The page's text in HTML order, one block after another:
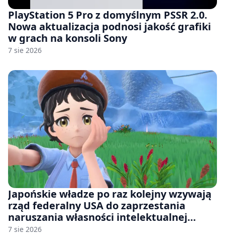
PlayStation 5 Pro z domyślnym PSSR 2.0.
Nowa aktualizacja podnosi jakość grafiki
w grach na konsoli Sony
7 sie 2026
Japońskie władze po raz kolejny wzywają
rząd federalny USA do zaprzestania
naruszania własności intelektualnej
japońskich gier i anime
7 sie 2026